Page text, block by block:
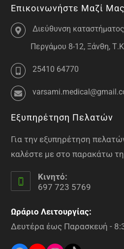
Επικοινωνήστε Μαζί Μας
Διεύθυνση
Περγάμου 8-12, Ξάνθη,
25410 64770
Εξυπηρέτηση Πελατών
Για την εξυπηρέτηση
καλέστε με στο παρακάτω
Κινητό:
697 723 5769
Ωράριο Λειτουργίας:
Δευτέρα έως Παρασκευή -